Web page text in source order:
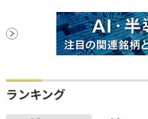
ランキング